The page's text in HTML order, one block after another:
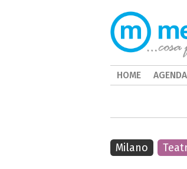
Milano
HOME